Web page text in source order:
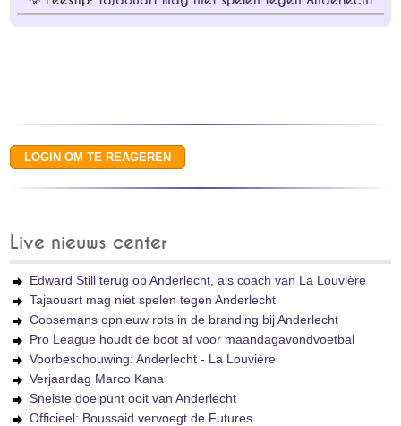
Live nieuws center
Edward Still terug op Anderlecht, als coach van La Louvière
Tajaouart mag niet spelen tegen Anderlecht
Coosemans opnieuw rots in de branding bij Anderlecht
Pro League houdt de boot af voor maandagavondvoetbal
Voorbeschouwing: Anderlecht - La Louvière
Verjaardag Marco Kana
Snelste doelpunt ooit van Anderlecht
Officieel: Boussaid vervoegt de Futures